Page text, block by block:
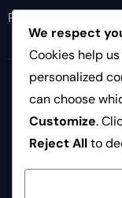
Recetas de Combo
We respect
Cookies help
personalized
can choose
Customize.
Reject Allto